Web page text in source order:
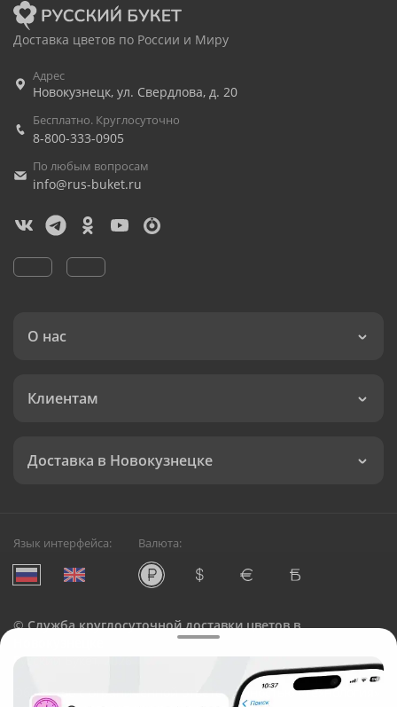
Доставка цветов по России и Миру
Адрес
Новокузнецк, ул. Свердлова, д. 20
Бесплатно. Круглосуточно
8-800-333-0905
По любым вопросам
info@rus-buket.ru
О нас
Клиентам
Доставка в Новокузнецке
Язык интерфейса: Валюта:
©Служба круглосуточной доставки цветов в
Русский Букет, 2026
Общество с ограниченной ответственностью «Технология»